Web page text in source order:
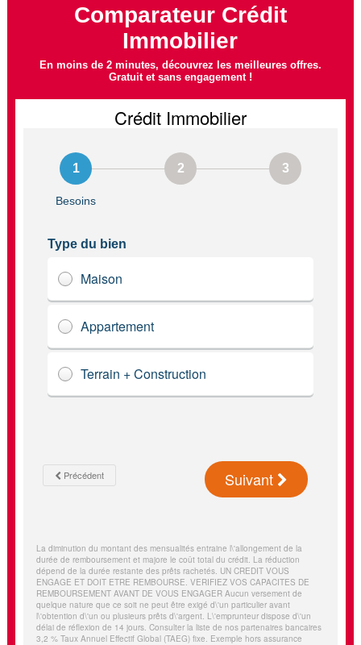
Comparateur Crédit
Immobilier
En moins de 2 minutes, découvrez les meilleures offres.
Gratuit et sans engagement !